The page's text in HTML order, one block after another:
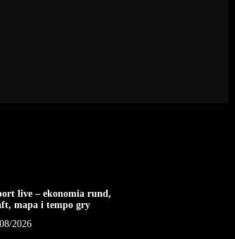
live – ekonomia rund,
mapa i tempo gry
2026